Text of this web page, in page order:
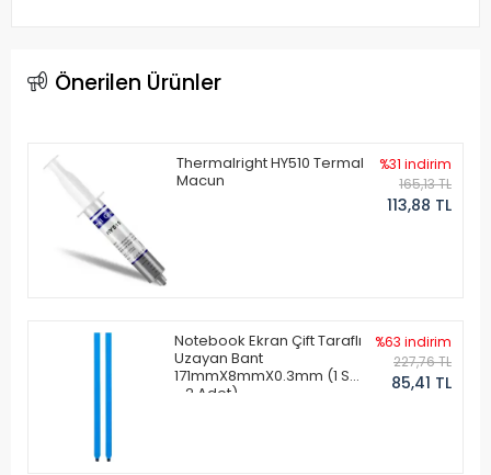
Önerilen Ürünler
Thermalright HY510 Termal
Macun
%31 indirim
165,13 TL
113,88 TL
Notebook Ekran Çift Taraflı
Uzayan Bant
171mmX8mmX0.3mm (1 Set
- 2 Adet)
%63 indirim
227,76 TL
85,41 TL